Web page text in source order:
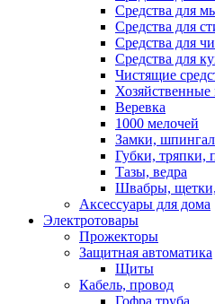
Средства для
Средства для
Средства для
Средства для
Чистящие
Хозяйственные
Веревка
1000 мелочей
Замки,
Губки, тряпки,
Тазы, ведра
Швабры,
Аксессуары для дома
Электротовары
Прожекторы
Защитная автоматика
Щиты
Кабель, провод